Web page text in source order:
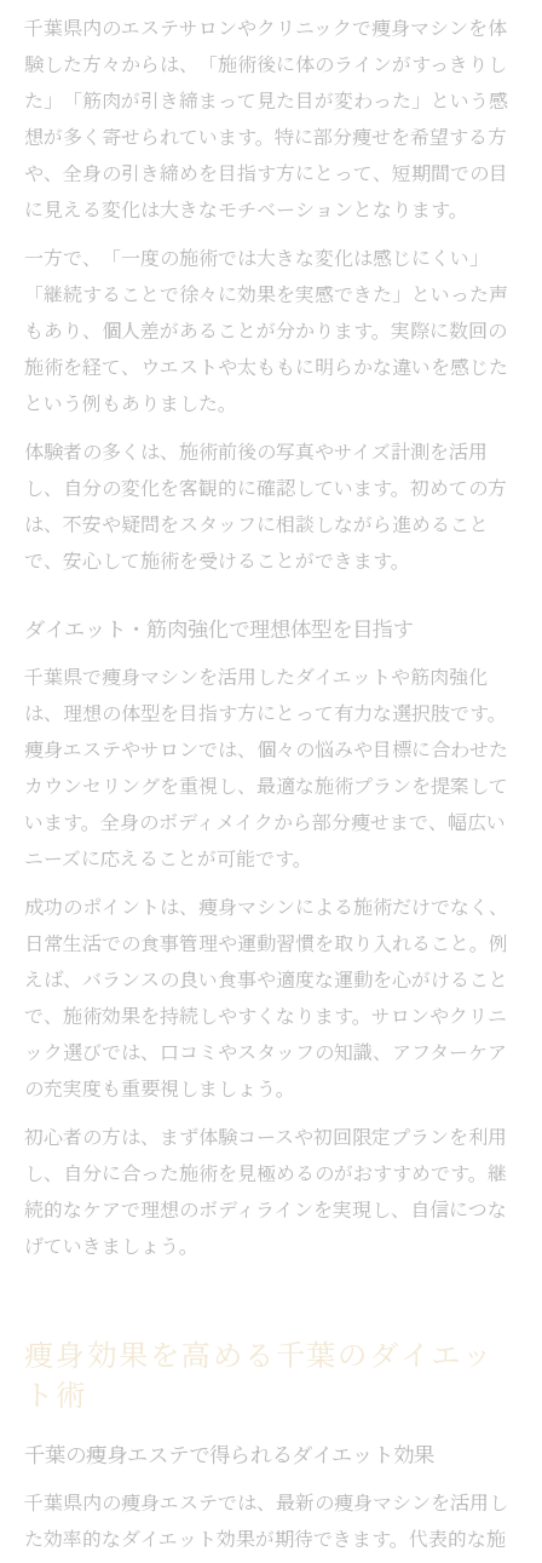
千葉県内のエステサロンやクリニックで痩身マシンを体
験した方々からは、「施術後に体のラインがすっきりし
た」「筋肉が引き締まって見た目が変わった」という感
想が多く寄せられています。特に部分痩せを希望する方
や、全身の引き締めを目指す方にとって、短期間での目
に見える変化は大きなモチベーションとなります。
一方で、「一度の施術では大きな変化は感じにくい」
「継続することで徐々に効果を実感できた」といった声
もあり、個人差があることが分かります。実際に数回の
施術を経て、ウエストや太ももに明らかな違いを感じた
という例もありました。
体験者の多くは、施術前後の写真やサイズ計測を活用
し、自分の変化を客観的に確認しています。初めての方
は、不安や疑問をスタッフに相談しながら進めること
で、安心して施術を受けることができます。
ダイエット・筋肉強化で理想体型を目指す
千葉県で痩身マシンを活用したダイエットや筋肉強化
は、理想の体型を目指す方にとって有力な選択肢です。
痩身エステやサロンでは、個々の悩みや目標に合わせた
カウンセリングを重視し、最適な施術プランを提案して
います。全身のボディメイクから部分痩せまで、幅広い
ニーズに応えることが可能です。
成功のポイントは、痩身マシンによる施術だけでなく、
日常生活での食事管理や運動習慣を取り入れること。例
えば、バランスの良い食事や適度な運動を心がけること
で、施術効果を持続しやすくなります。サロンやクリニ
ック選びでは、口コミやスタッフの知識、アフターケア
の充実度も重要視しましょう。
初心者の方は、まず体験コースや初回限定プランを利用
し、自分に合った施術を見極めるのがおすすめです。継
続的なケアで理想のボディラインを実現し、自信につな
げていきましょう。
痩身効果を高める千葉のダイエッ
ト術
千葉の痩身エステで得られるダイエット効果
千葉県内の痩身エステでは、最新の痩身マシンを活用し
た効率的なダイエット効果が期待できます。代表的な施